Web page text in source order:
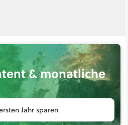
& monatliche
Jahr sparen